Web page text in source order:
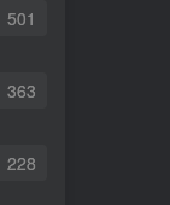
501
363
228